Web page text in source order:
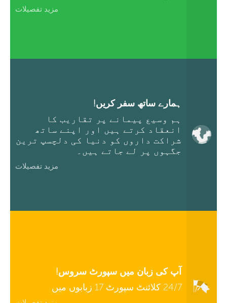
مزید تفصیلات
ہمارے ساتھ سفر کریں!
ہم وسیع پیمانے پر تقاریب کا
انعقاد کرتے ہیں اور اپنے ساتھ
شراکت داروں کو دنیا کی دلچسپ ترین
جگہوں پر لے جاتے ہیں۔
مزید تفصیلات
آپ کی زبان میں سپورٹ سروس!
24/7 کلائنٹ سپورٹ 17 زبابوں میں